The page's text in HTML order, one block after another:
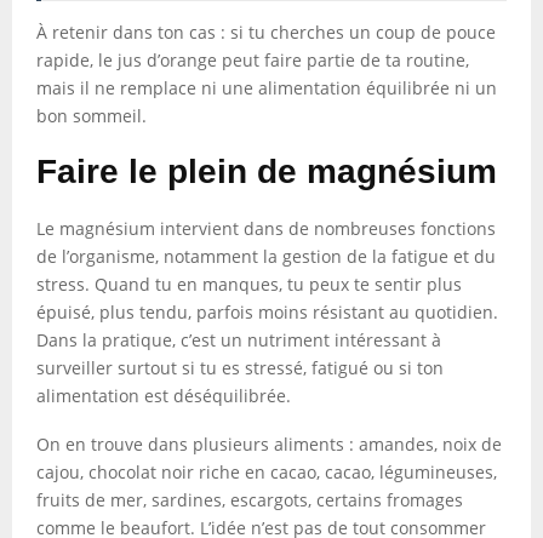
À retenir dans ton cas : si tu cherches un coup de pouce
rapide, le jus d’orange peut faire partie de ta routine,
mais il ne remplace ni une alimentation équilibrée ni un
bon sommeil.
Faire le plein de magnésium
Le magnésium intervient dans de nombreuses fonctions
de l’organisme, notamment la gestion de la fatigue et du
stress. Quand tu en manques, tu peux te sentir plus
épuisé, plus tendu, parfois moins résistant au quotidien.
Dans la pratique, c’est un nutriment intéressant à
surveiller surtout si tu es stressé, fatigué ou si ton
alimentation est déséquilibrée.
On en trouve dans plusieurs aliments : amandes, noix de
cajou, chocolat noir riche en cacao, cacao, légumineuses,
fruits de mer, sardines, escargots, certains fromages
comme le beaufort. L’idée n’est pas de tout consommer